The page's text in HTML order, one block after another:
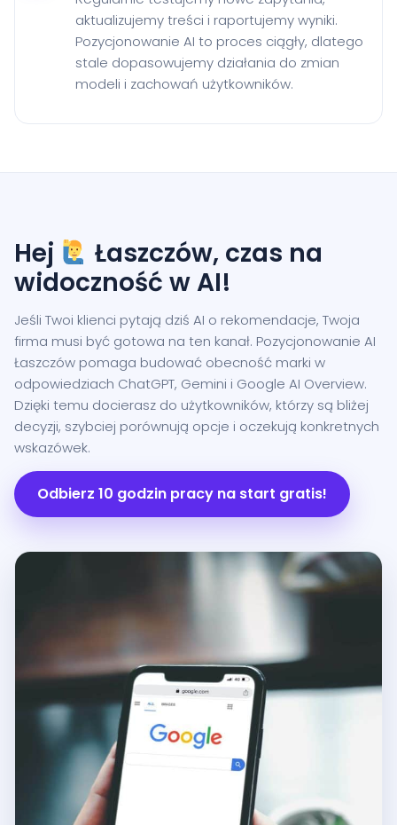
aktualizujemy treści i raportujemy wyniki.
Pozycjonowanie AI to proces ciągły, dlatego
stale dopasowujemy działania do zmian
modeli i zachowań użytkowników.
Hej
Łaszczów, czas na
widoczność w AI!
Jeśli Twoi klienci pytają dziś AI o rekomendacje, Twoja
firma musi być gotowa na ten kanał. Pozycjonowanie AI
Łaszczów pomaga budować obecność marki w
odpowiedziach ChatGPT, Gemini i Google AI Overview.
Dzięki temu docierasz do użytkowników, którzy są bliżej
decyzji, szybciej porównują opcje i oczekują konkretnych
wskazówek.
Odbierz 10 godzin pracy na start gratis!